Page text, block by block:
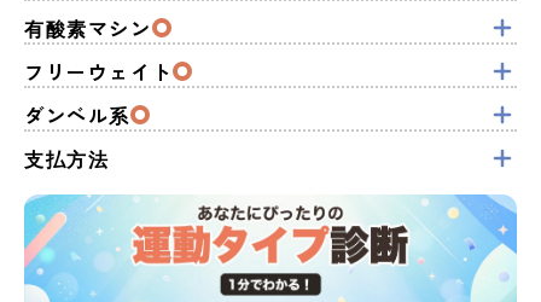
有酸素マシン
フリーウェイト
ダンベル系
支払方法